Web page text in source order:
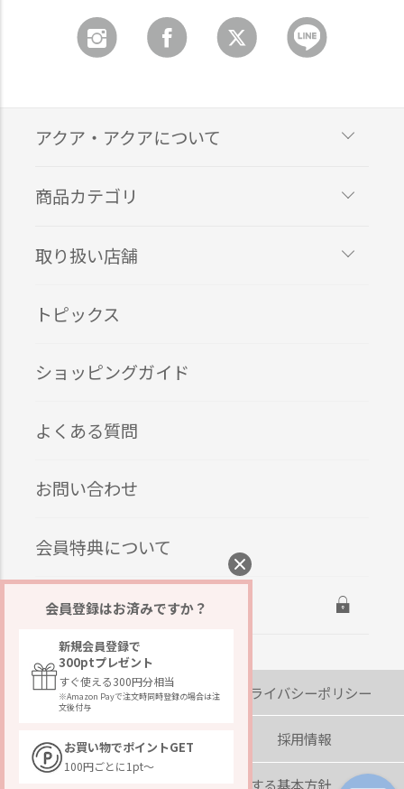
アクア・アクアについて
商品カテゴリ
取り扱い店舗
トピックス
ショッピングガイド
よくある質問
お問い合わせ
会員特典について
ログイン
会社概要 プライバシーポリシー
著作権・免責事項 採用情報
カスタマーハラスメントに対する基本方針
会員登録はお済みですか？
新規会員登録で
300ptプレゼント
すぐ使える300円分相当
※Amazon Payで注文時同時登録の場合は注
文後付与
お買い物でポイントGET
100円ごとに1pt～